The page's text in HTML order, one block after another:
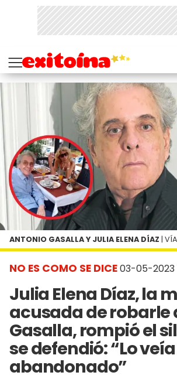
NO ES COMO SE DICE03-05-2023
Julia Elena Díaz, la
acusada de robarle
Gasalla, rompió el
se defendió: “Lo veía
abandonado”
ANTONIO GASALLA Y JULIA ELENA DÍAZ |